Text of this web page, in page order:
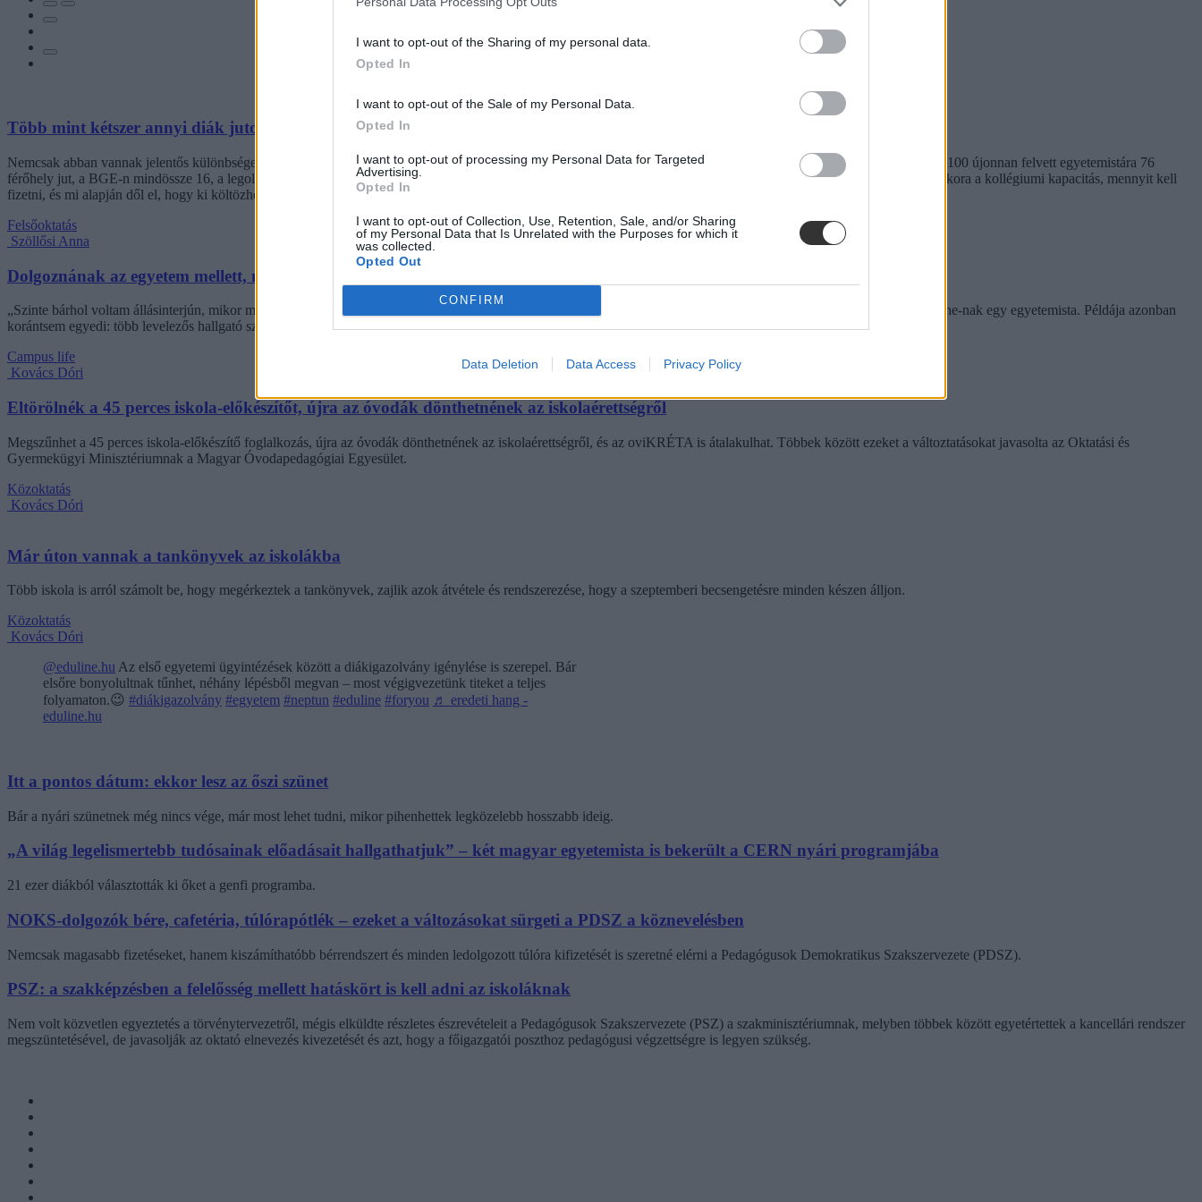
I want to opt-out of the Sharing of my personal data.
Opted In
I want to opt-out of the Sale of my Personal Data.
Opted In
I want to opt-out of processing my Personal Data for Targeted
Advertising.
Opted In
I want to opt-out of Collection, Use, Retention, Sale, and/or Sharing
of my Personal Data that Is Unrelated with the Purposes for which it
was collected.
Opted Out
CONFIRM
Data Deletion Data Access Privacy Policy
Több mint kétszer annyi diák jutott be a felsőoktatásba, mint ahány kollégiumi férőhely összesen van
Nemcsak abban vannak jelentős különbségek az egyetemek között, hogy hány kollégiumi férőhely jut a hallgatókra, a térítési díj összege sem egységes. Míg a BME-n 100 újonnan felvett egyetemistára 76
férőhely jut, a BGE-n mindössze 16, a legolcsóbb havi kollégiumi díjak pedig 9300 és 25 500 forint között mozognak a vizsgált intézményekben. Megnéztük, hol mekkora a kollégiumi kapacitás, mennyit kell
fizetni, és mi alapján dől el, hogy ki költözhet be.
Felsőoktatás
Szöllősi Anna
Dolgoznának az egyetem mellett, mégsem vállalhatnak diákmunkát – több mint százezer levelezős hallgatót érinthet a szabály
„Szinte bárhol voltam állásinterjún, mikor megtudták, hogy levelező tagozatos hallgató vagyok, egyből húzni kezdték a szájukat” – számolt be tapasztalatairól az Eduline-nak egy egyetemista. Példája azonban
korántsem egyedi: több levelezős hallgató számolt be hasonló nehézségekről.
Campus life
Kovács Dóri
Eltörölnék a 45 perces iskola-előkészítőt, újra az óvodák dönthetnének az iskolaérettségről
Megszűnhet a 45 perces iskola-előkészítő foglalkozás, újra az óvodák dönthetnének az iskolaérettségről, és az oviKRÉTA is átalakulhat. Többek között ezeket a változtatásokat javasolta az Oktatási és
Gyermekügyi Minisztériumnak a Magyar Óvodapedagógiai Egyesület.
Közoktatás
Kovács Dóri
Már úton vannak a tankönyvek az iskolákba
Több iskola is arról számolt be, hogy megérkeztek a tankönyvek, zajlik azok átvétele és rendszerezése, hogy a szeptemberi becsengetésre minden készen álljon.
Közoktatás
Kovács Dóri
@eduline.hu Az első egyetemi ügyintézések között a diákigazolvány igénylése is szerepel. Bár
elsőre bonyolultnak tűnhet, néhány lépésből megvan – most végigvezetünk titeket a teljes
folyamaton.😉 #diákigazolvány #egyetem #neptun #eduline #foryou ♬ eredeti hang -
eduline.hu
Itt a pontos dátum: ekkor lesz az őszi szünet
Bár a nyári szünetnek még nincs vége, már most lehet tudni, mikor pihenhettek legközelebb hosszabb ideig.
„A világ legelismertebb tudósainak előadásait hallgathatjuk” – két magyar egyetemista is bekerült a CERN nyári programjába
21 ezer diákból választották ki őket a genfi programba.
NOKS-dolgozók bére, cafetéria, túlórapótlék – ezeket a változásokat sürgeti a PDSZ a köznevelésben
Nemcsak magasabb fizetéseket, hanem kiszámíthatóbb bérrendszert és minden ledolgozott túlóra kifizetését is szeretné elérni a Pedagógusok Demokratikus Szakszervezete (PDSZ).
PSZ: a szakképzésben a felelősség mellett hatáskört is kell adni az iskoláknak
Nem volt közvetlen egyeztetés a törvénytervezetről, mégis elküldte részletes észrevételeit a Pedagógusok Szakszervezete (PSZ) a szakminisztériumnak, melyben többek között egyetértettek a kancellári rendszer
megszüntetésével, de javasolják az oktató elnevezés kivezetését és azt, hogy a főigazgatói poszthoz pedagógusi végzettségre is legyen szükség.